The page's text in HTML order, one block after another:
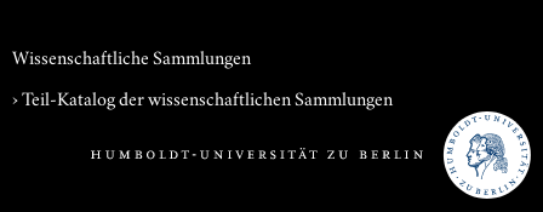
Wissenschaftliche Sammlungen
› Teil-Katalog der wissenschaftlichen Sammlungen